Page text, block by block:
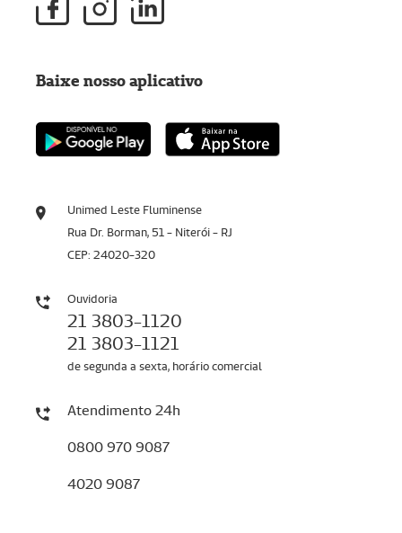
Unimed Leste Fluminense
Rua Dr. Borman, 51 - Niterói - RJ
CEP: 24020-320
Ouvidoria
21 3803-1120
21 3803-1121
de segunda a sexta, horário comercial
Atendimento 24h
0800 970 9087
4020 9087
Baixe nosso aplicativo